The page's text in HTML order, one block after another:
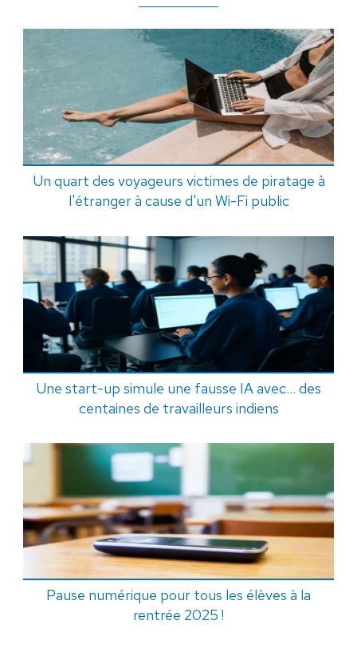
Un quart des voyageurs victimes de piratage à
l'étranger à cause d'un Wi-Fi public
Une start-up simule une fausse IA avec... des
centaines de travailleurs indiens
Pause numérique pour tous les élèves à la
rentrée 2025 !